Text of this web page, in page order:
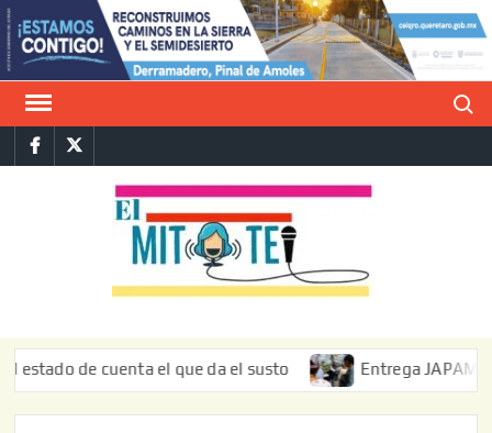
Saltar
al
contenido
FacebookTwitter
de cuenta el que da el susto Entrega JAPAM